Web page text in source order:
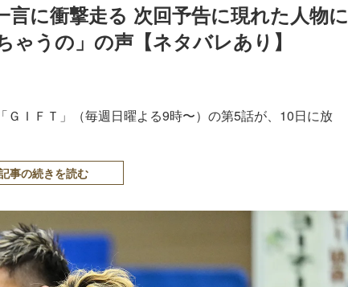
に衝撃走る 次回予告に現れた人物に
うの」の声【ネタバレあり】
ＩＦＴ」（毎週日曜よる9時〜）の第5話が、10日に放
事の続きを読む